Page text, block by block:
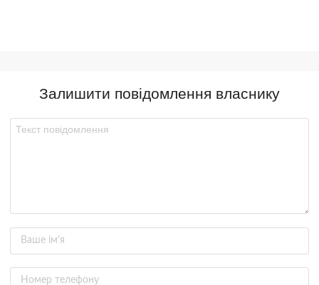
Залишити повідомлення власнику